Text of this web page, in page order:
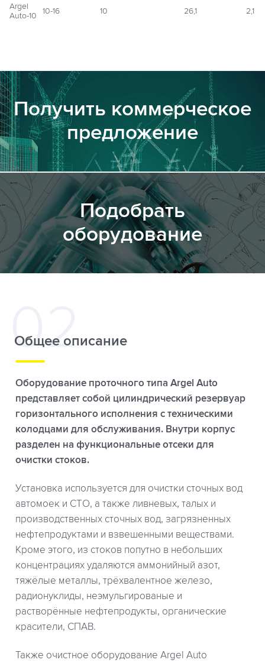
Argel
Auto-10
10-16 10 26,1 2,1
Получить коммерческое
предложение
Подобрать
оборудование
Общее описание
Оборудование проточного типа Argel Auto
представляет собой цилиндрический резервуар
горизонтального исполнения с техническими
колодцами для обслуживания. Внутри корпус
разделен на функциональные отсеки для
очистки стоков.
Установка используется для очистки сточных вод
автомоек и СТО, а также ливневых, талых и
производственных сточных вод, загрязненных
нефтепродуктами и взвешенными веществами.
Кроме этого, из стоков попутно в небольших
концентрациях удаляются аммонийный азот,
тяжёлые металлы, трёхвалентное железо,
радионуклиды, неэмульгированые и
растворённые нефтепродукты, органические
красители, СПАВ.
Также очистное оборудование Argel Auto